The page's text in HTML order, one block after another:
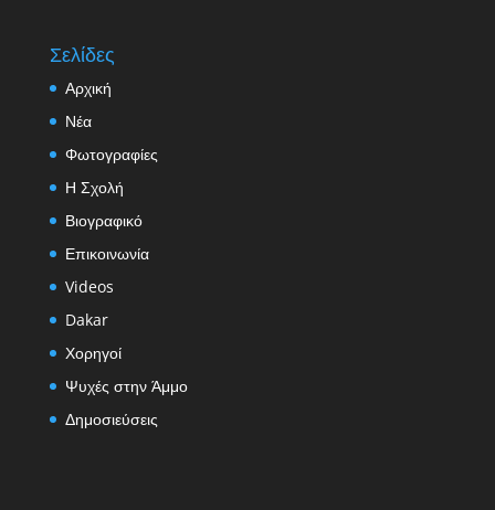
Σελίδες
Αρχική
Νέα
Φωτογραφίες
Η Σχολή
Βιογραφικό
Επικοινωνία
Videos
Dakar
Χορηγοί
Ψυχές στην Άμμο
Δημοσιεύσεις